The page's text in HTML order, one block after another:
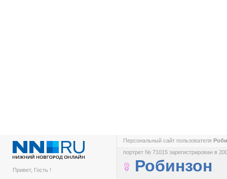
Привет, Гость !
Персональный сайт пользователя
портрет № 71015 зарегистрирован в
Робинзон